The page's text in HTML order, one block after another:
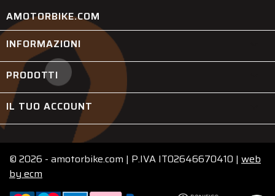
AMOTORBIKE.COM
INFORMAZIONI
PRODOTTI
IL TUO ACCOUNT
© 2026 - amotorbike.com | P.IVA IT02646670410 | web
byecm